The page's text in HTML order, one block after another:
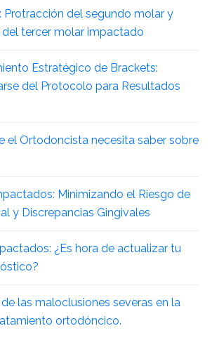
Protracción del segundo molar y
tercer molar impactado
Estratégico de Brackets:
del Protocolo para Resultados
el Ortodoncista necesita saber sobre
Minimizando el Riesgo de
y Discrepancias Gingivales
¿Es hora de actualizar tu
las maloclusiones severas en la
ortodóncico.